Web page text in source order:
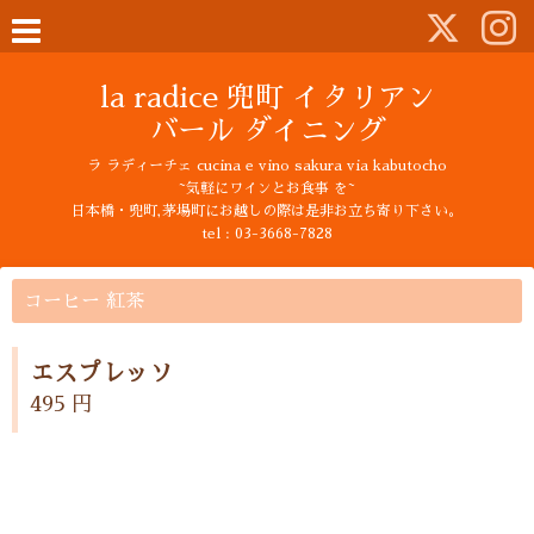
la radice 兜町 イタリアン
バール ダイニング
ラ ラディーチェ cucina e vino sakura via kabutocho
~気軽にワインとお食事 を~
日本橋・兜町,茅場町にお越しの際は是非お立ち寄り下さい。
tel : 03-3668-7828
コーヒー 紅茶
エスプレッソ
495 円